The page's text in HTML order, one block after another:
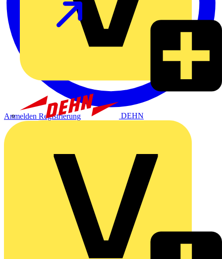
DEHN
Anmelden Registrierung